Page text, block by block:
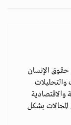
حقوق الإنسان
والتحليلات
والاقتصادية
بشكل